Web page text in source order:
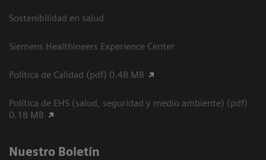
Sostenibilidad en salud
Siemens Healthineers Experience Center
Política de Calidad (pdf) 0.48 MB
Política de EHS (salud, seguridad y medio ambiente) (pdf)
0.18 MB
Nuestro Boletín